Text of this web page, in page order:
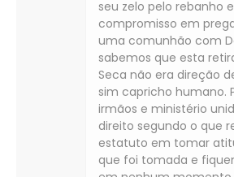
seu zelo pelo rebanho e
compromisso em
uma comunhão com
sabemos que esta
Seca não era direção
sim capricho humano.
irmãos e ministério
direito segundo o que
estatuto em tomar
que foi tomada e